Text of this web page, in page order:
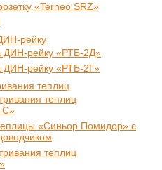
«Terneo SRZ»
рейку
ДИН-рейку «РТБ-2Д»
ДИН-рейку «РТБ-2Г»
теплиц
теплиц
С»
«Синьор Помидор» с
теплиц